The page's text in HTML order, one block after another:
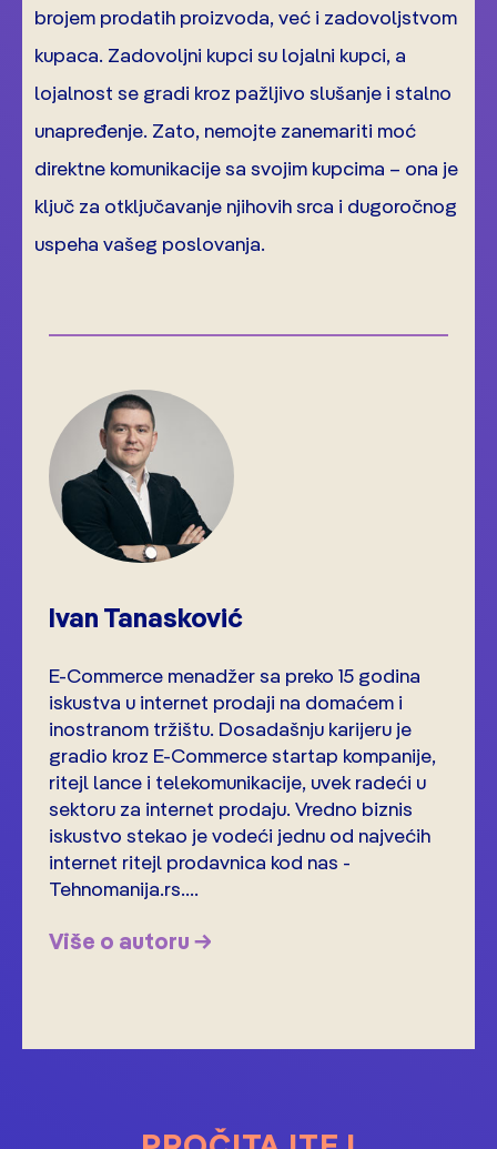
brojem prodatih proizvoda, već i zadovoljstvom
kupaca. Zadovoljni kupci su lojalni kupci, a
lojalnost se gradi kroz pažljivo slušanje i stalno
unapređenje. Zato, nemojte zanemariti moć
direktne komunikacije sa svojim kupcima – ona je
ključ za otključavanje njihovih srca i dugoročnog
uspeha vašeg poslovanja.
Ivan Tanasković
E-Commerce menadžer sa preko 15 godina
iskustva u internet prodaji na domaćem i
inostranom tržištu. Dosadašnju karijeru je
gradio kroz E-Commerce startap kompanije,
ritejl lance i telekomunikacije, uvek radeći u
sektoru za internet prodaju. Vredno biznis
iskustvo stekao je vodeći jednu od najvećih
internet ritejl prodavnica kod nas -
Tehnomanija.rs....
Više o autoru →